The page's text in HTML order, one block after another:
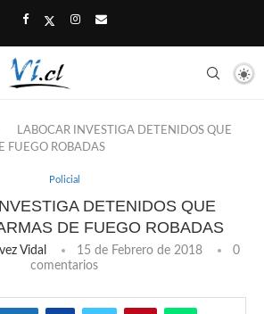
LABOCAR INVESTIGA DETENIDOS QUE
FUEGO ROBADAS
Policial
DETENIDOS QUE
DE FUEGO ROBADAS
Vidal 15 de Febrero de 2018
0
comentarios